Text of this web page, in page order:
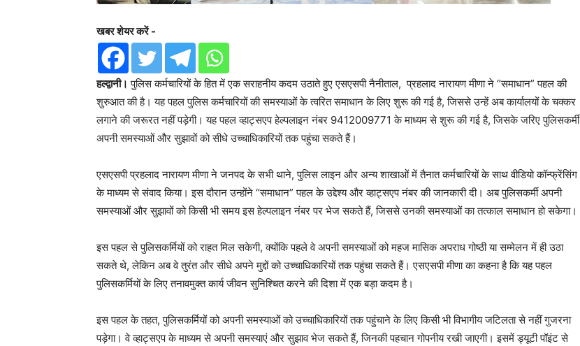
खबर शेयर करें -
हल्द्वानी। पुलिस कर्मचारियों के हित में एक सराहनीय कदम उठाते हुए एसएसपी नैनीताल, प्रहलाद नारायण मीणा ने “समाधान” पहल की
शुरुआत की है। यह पहल पुलिस कर्मचारियों की समस्याओं के त्वरित समाधान के लिए शुरू की गई है, जिससे उन्हें अब कार्यालयों के चक्कर
लगाने की जरूरत नहीं पड़ेगी। यह पहल व्हाट्सएप हेल्पलाइन नंबर 9412009771 के माध्यम से शुरू की गई है, जिसके जरिए पुलिसकर्मी
अपनी समस्याओं और सुझावों को सीधे उच्चाधिकारियों तक पहुंचा सकते हैं।
एसएसपी प्रहलाद नारायण मीणा ने जनपद के सभी थाने, पुलिस लाइन और अन्य शाखाओं में तैनात कर्मचारियों के साथ वीडियो कॉन्फ्रेंसिंग
के माध्यम से संवाद किया। इस दौरान उन्होंने “समाधान” पहल के उद्देश्य और व्हाट्सएप नंबर की जानकारी दी। अब पुलिसकर्मी अपनी
समस्याओं और सुझावों को किसी भी समय इस हेल्पलाइन नंबर पर भेज सकते हैं, जिससे उनकी समस्याओं का तत्काल समाधान हो सकेगा।
इस पहल से पुलिसकर्मियों को राहत मिल सकेगी, क्योंकि पहले वे अपनी समस्याओं को महज मासिक अपराध गोष्ठी या सम्मेलन में ही उठा
सकते थे, लेकिन अब वे तुरंत और सीधे अपने मुद्दों को उच्चाधिकारियों तक पहुंचा सकते हैं। एसएसपी मीणा का कहना है कि यह पहल
पुलिसकर्मियों के लिए तनावमुक्त कार्य जीवन सुनिश्चित करने की दिशा में एक बड़ा कदम है।
इस पहल के तहत, पुलिसकर्मियों को अपनी समस्याओं को उच्चाधिकारियों तक पहुंचाने के लिए किसी भी विभागीय जटिलता से नहीं गुजरना
पड़ेगा। वे व्हाट्सएप के माध्यम से अपनी समस्याएं और सुझाव भेज सकते हैं, जिनकी पहचान गोपनीय रखी जाएगी। इसमें ड्यूटी पॉइंट से